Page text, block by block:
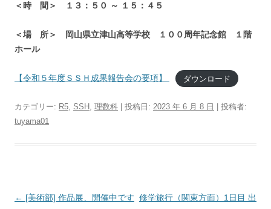
＜時 間＞ １３：５０ ～ １５：４５
＜場 所＞ 岡山県立津山高等学校 １００周年記念館 １階
ホール
【令和５年度ＳＳＨ成果報告会の要項】 ダウンロード
カテゴリー: R5, SSH , 理数科 | 投稿日: 2023 年 6 月 8 日
投稿者:
tuyama01
投稿ナビゲーション
← [美術部] 作品展、開催中です 修学旅行（関東方面）1日目 出